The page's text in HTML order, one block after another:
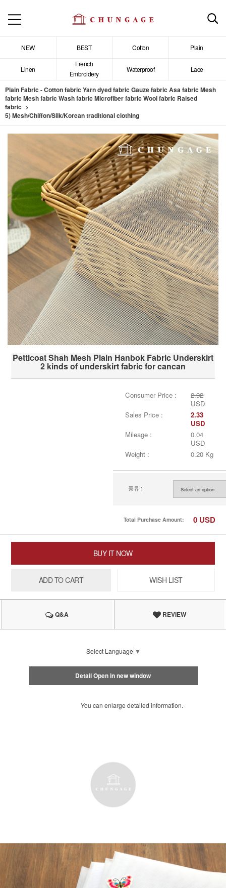
NEW BEST Cotton Plain
Linen
French
Embroidery
Waterproof Lace
Plain Fabric - Cotton fabric Yarn dyed fabric Gauze fabric Asa fabric Mesh
fabric Mesh fabric Wash fabric Microfiber fabric Wool fabric Raised
fabric
5) Mesh/Chiffon/Silk/Korean traditional clothing
Petticoat Shah Mesh Plain Hanbok Fabric Underskirt
2 kinds of underskirt fabric for cancan
Consumer Price :
2.92
USD
Sales Price :
2.33
USD
Mileage :
0.04
USD
Weight :
0.20 Kg
종류 :
Total Purchase Amount: 0 USD
BUY IT NOW
ADD TO CART WISH LIST
Q&A REVIEW
Select Language ▼
Detail Open in new window
You can enlarge detailed information.